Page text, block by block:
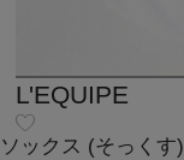
L'EQUIPE
ソックス (そっくす)